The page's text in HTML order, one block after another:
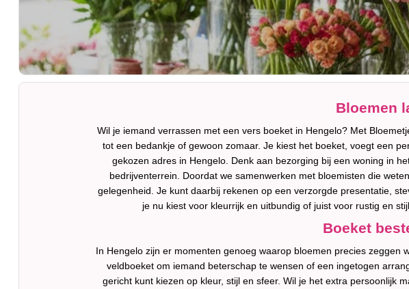
Bloemen
Wil je iemand verrassen met een vers boeket in Hengelo? Met
tot een bedankje of gewoon zomaar. Je kiest het boeket, voegt een
gekozen adres in Hengelo. Denk aan bezorging bij een woning in
bedrijventerrein. Doordat we samenwerken met bloemisten die
gelegenheid. Je kunt daarbij rekenen op een verzorgde presentatie,
je nu kiest voor kleurrijk en uitbundig of juist voor rustig en
Boeket
In Hengelo zijn er momenten genoeg waarop bloemen precies
veldboeket om iemand beterschap te wensen of een ingetogen
gericht kunt kiezen op kleur, stijl en sfeer. Wil je het extra persoonlijk